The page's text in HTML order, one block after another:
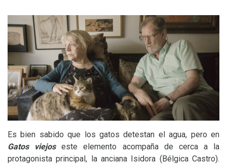
Es bien sabido que los gatos detestan el agua, pero en
Gatos viejoseste elemento acompaña de cerca a la
protagonista principal, la anciana Isidora (Bélgica Castro).